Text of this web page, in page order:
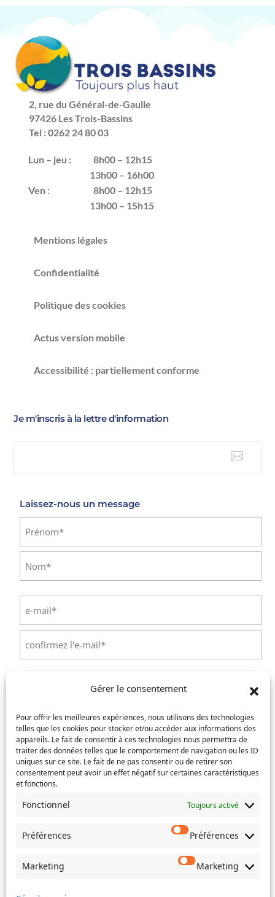
Gérer le consentement
Pour offrir les meilleures expériences, nous utilisons des technologies
telles que les cookies pour stocker et/ou accéder aux informations des
appareils. Le fait de consentir à ces technologies nous permettra de
traiter des données telles que le comportement de navigation ou les ID
uniques sur ce site. Le fait de ne pas consentir ou de retirer son
consentement peut avoir un effet négatif sur certaines caractéristiques
et fonctions.
Fonctionnel Toujours activé
Préférences Préférences
Marketing Marketing
2, rue du Général-de-Gaulle
97426 Les Trois-Bassins
Tel : 0262 24 80 03
Lun – jeu :
8h00 – 12h15
13h00 – 16h00
Ven :
8h00 – 12h15
13h00 – 15h15
Mentions légales
Confidentialité
Politique des cookies
Actus version mobile
Accessibilité : partiellement conforme
Je m'inscris à la lettre d'information

Laissez-nous un message
Prénom
mail(Nécessaire)
Saisissez
un
e-
Service concerné (Nécessaire)
Si votre demande concerne des actes de naissance et/ou
de mariage, choisissez l'Etat-Civil comme service
concerné.
Message(Nécessaire)